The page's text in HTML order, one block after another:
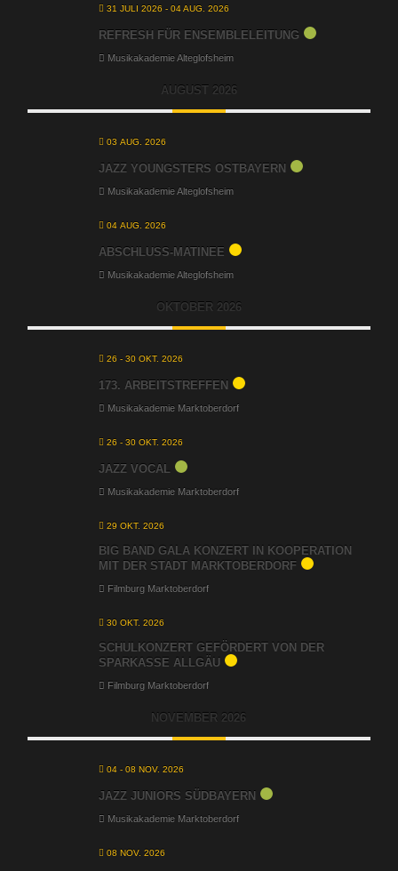
31 JULI 2026 - 04 AUG. 2026
REFRESH FÜR ENSEMBLELEITUNG
Musikakademie Alteglofsheim
AUGUST 2026
03 AUG. 2026
JAZZ YOUNGSTERS OSTBAYERN
Musikakademie Alteglofsheim
04 AUG. 2026
ABSCHLUSS-MATINEE
Musikakademie Alteglofsheim
OKTOBER 2026
26 - 30 OKT. 2026
173. ARBEITSTREFFEN
Musikakademie Marktoberdorf
26 - 30 OKT. 2026
JAZZ VOCAL
Musikakademie Marktoberdorf
29 OKT. 2026
BIG BAND GALA KONZERT IN KOOPERATION
MIT DER STADT MARKTOBERDORF
Filmburg Marktoberdorf
30 OKT. 2026
SCHULKONZERT GEFÖRDERT VON DER
SPARKASSE ALLGÄU
Filmburg Marktoberdorf
NOVEMBER 2026
04 - 08 NOV. 2026
JAZZ JUNIORS SÜDBAYERN
Musikakademie Marktoberdorf
08 NOV. 2026